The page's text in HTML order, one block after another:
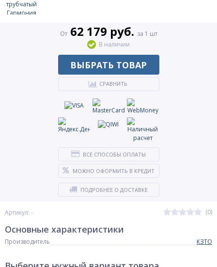
Артикул: - (0)
От62 179 руб. за 1 шт
В наличии
ВЫБРАТЬ ТОВАР
СРАВНИТЬ
ВСЕ СПОСОБЫ ОПЛАТЫ
МОЖНО ОФОРМИТЬ В КРЕДИТ
ПОДРОБНЕЕ О ДОСТАВКЕ
Основные характеристики
Производитель КЗТО